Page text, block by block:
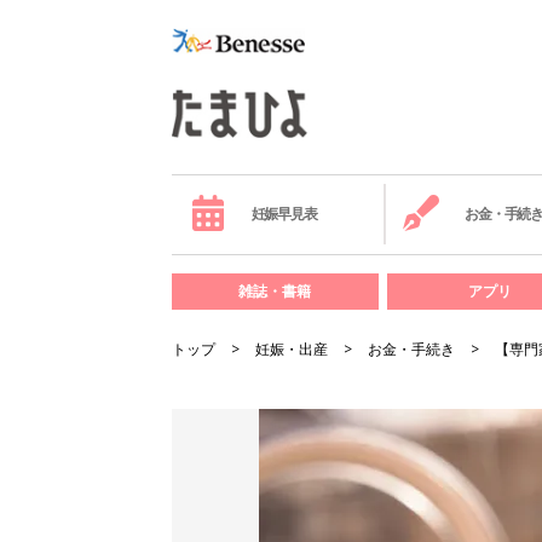
妊娠早見表 お金・手続き
雑誌・書籍 アプリ
トップ 妊娠・出産 お金・手続き 【専